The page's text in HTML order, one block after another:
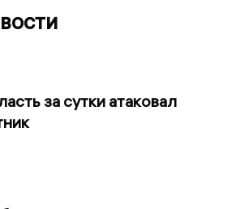
за сутки атаковал